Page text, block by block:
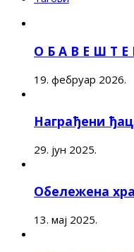
О Б А В Е Ш Т Е
19. фебруар 2026.
Награђени
29. јун 2025.
Обележена
13. мај 2025.